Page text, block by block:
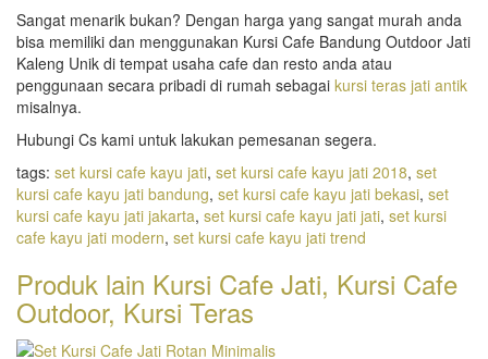
Sangat menarik bukan? Dengan harga yang sangat murah anda
bisa memiliki dan menggunakan Kursi Cafe Bandung Outdoor Jati
Kaleng Unik di tempat usaha cafe dan resto anda atau
penggunaan secara pribadi di rumah sebagai kursi teras jati antik
misalnya.
Hubungi Cs kami untuk lakukan pemesanan segera.
tags: set kursi cafe kayu jati, set kursi cafe kayu jati 2018, set
kursi cafe kayu jati bandung, set kursi cafe kayu jati bekasi, set
kursi cafe kayu jati jakarta, set kursi cafe kayu jati jati, set kursi
cafe kayu jati modern, set kursi cafe kayu jati trend
Produk lain Kursi Cafe Jati, Kursi Cafe
Outdoor, Kursi Teras